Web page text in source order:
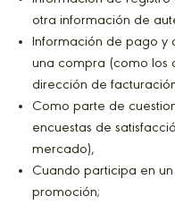
otra información de
Información de pago y
una compra (como los
dirección de
Como parte de
encuestas de
mercado),
Cuando participa en
promoción;